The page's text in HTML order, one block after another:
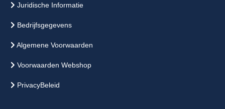
Juridische Informatie
Bedrijfsgegevens
Algemene Voorwaarden
Voorwaarden Webshop
PrivacyBeleid